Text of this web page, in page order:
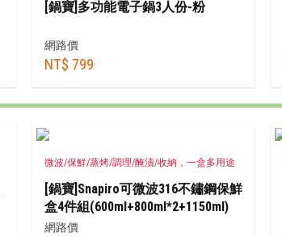
[鍋寶]多功能電子鍋3人份-粉
網路價
NT$ 799
微波/保鮮/蒸烤/調理/醃漬/收納，一盒多用途
[鍋寶]Snapiro可微波316不鏽鋼保鮮
盒4件組(600ml+800ml*2+1150ml)
網路價